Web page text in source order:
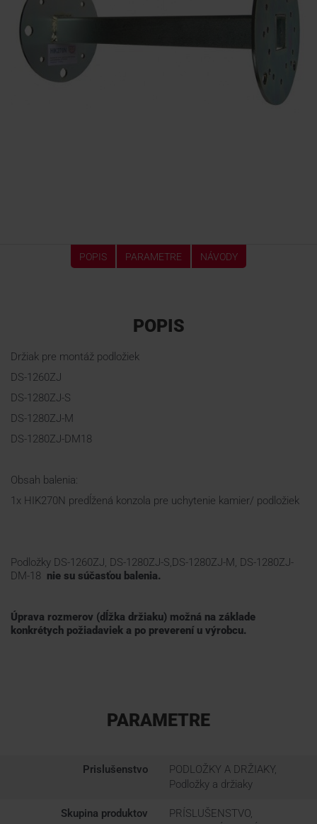
POPIS PARAMETRE NÁVODY
POPIS
Držiak pre montáž podložiek
DS-1260ZJ
DS-1280ZJ-S
DS-1280ZJ-M
DS-1280ZJ-DM18
Obsah balenia:
1x HIK270N predĺžená konzola pre uchytenie kamier/ podložiek
Podložky DS-1260ZJ, DS-1280ZJ-S,DS-1280ZJ-M, DS-1280ZJ-
DM-18 nie su súčasťou balenia.
Úprava rozmerov (dĺžka držiaku) možná na základe
konkrétych požiadaviek a po preverení u výrobcu.
PARAMETRE
Prislušenstvo
PODLOŽKY A DRŽIAKY,
Podložky a držiaky
Skupina produktov
PRÍSLUŠENSTVO,